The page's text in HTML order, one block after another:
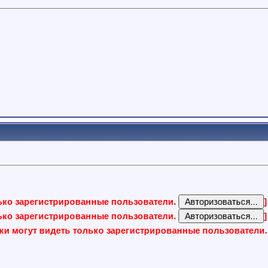
зарегистрированные пользователи.
]
зарегистрированные пользователи.
]
могут видеть только зарегистрированные пользователи.